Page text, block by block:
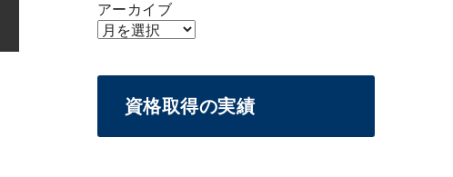
アーカイブ
資格取得の実績